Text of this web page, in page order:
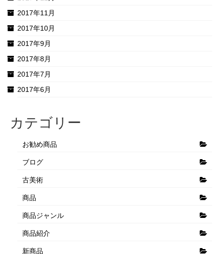
2017年11月
2017年10月
2017年9月
2017年8月
2017年7月
2017年6月
カテゴリー
お勧め商品
ブログ
古美術
商品
商品ジャンル
商品紹介
新商品